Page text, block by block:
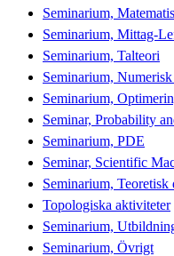
Seminarium,
Seminarium, Mittag-
Seminarium, Talteori
Seminarium,
Seminarium,
Seminar, Probability
Seminarium, PDE
Seminar, Scientific
Seminarium, Teoretisk
Topologiska aktiviteter
Seminarium,
Seminarium, Övrigt